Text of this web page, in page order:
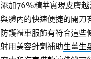
添加76%精華實現皮膚
與體內的快速便捷的開刀
防護禮車服飾有符合這些
射用美容針劑補助生薑生